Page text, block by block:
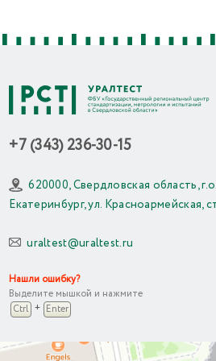
+7 (343) 236-30-15
620000, Свердловская область,
Екатеринбург, ул. Красноармейская,
uraltest@uraltest.ru
Нашли ошибку?
Выделите мышкой и нажмите
Ctrl + Enter